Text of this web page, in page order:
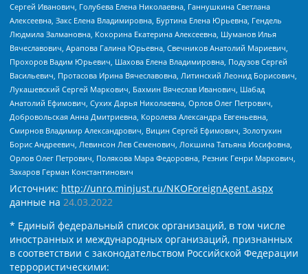
Сергей Иванович, Голубева Елена Николаевна, Ганнушкина Светлана
Алексеевна, Закс Елена Владимировна, Буртина Елена Юрьевна, Гендель
Людмила Залмановна, Кокорина Екатерина Алексеевна, Шуманов Илья
Вячеславович, Арапова Галина Юрьевна, Свечников Анатолий Мариевич,
Прохоров Вадим Юрьевич, Шахова Елена Владимировна, Подузов Сергей
Васильевич, Протасова Ирина Вячеславовна, Литинский Леонид Борисович,
Лукашевский Сергей Маркович, Бахмин Вячеслав Иванович, Шабад
Анатолий Ефимович, Сухих Дарья Николаевна, Орлов Олег Петрович,
Добровольская Анна Дмитриевна, Королева Александра Евгеньевна,
Смирнов Владимир Александрович, Вицин Сергей Ефимович, Золотухин
Борис Андреевич, Левинсон Лев Семенович, Локшина Татьяна Иосифовна,
Орлов Олег Петрович, Полякова Мара Федоровна, Резник Генри Маркович,
Захаров Герман Константинович
Источник: http://unro.minjust.ru/NKOForeignAgent.aspx
данные на 24.03.2022
* Единый федеральный список организаций, в том числе
иностранных и международных организаций, признанных
в соответствии с законодательством Российской Федерации
террористическими: